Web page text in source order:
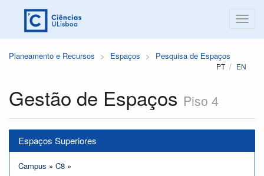
Planeamento e Recursos Espaços Pesquisa de Espaços
PT EN
Gestão de Espaços Piso 4
Espaços Superiores
Campus » C8 »